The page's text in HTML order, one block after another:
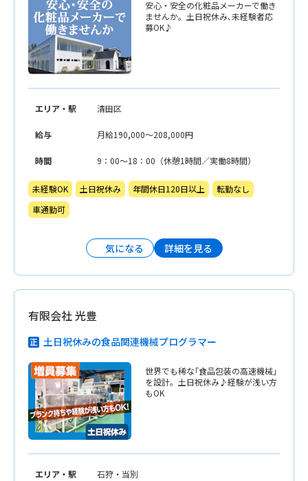
安心・安全の化粧品メーカーで働き
ませんか。土日祝休み､未経験者応
募OK♪
エリア・駅 清田区
給与 月給190,000〜208,000円
時間 9：00〜18：00（休憩1時間／実働8時間）
未経験OK 土日祝休み 年間休日120日以上
転勤なし
車通勤可
気になる 詳細を見る
有限会社 光豊
土日祝休みの食品関連機械プログラマー
世界でも稀な｢食品包装の高速機械｣
を設計。土日祝休み♪経験が浅い方
もOK
エリア・駅 石狩・当別